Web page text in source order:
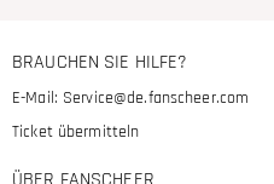
BRAUCHEN SIE HILFE?
E-Mail: Service@de.fanscheer.com
Ticket übermitteln